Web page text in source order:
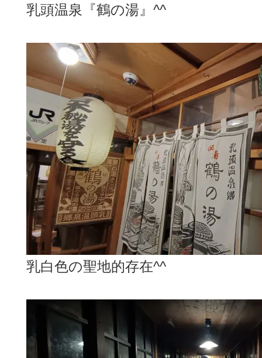
乳頭温泉『鶴の湯』^^
乳白色の聖地的存在^^